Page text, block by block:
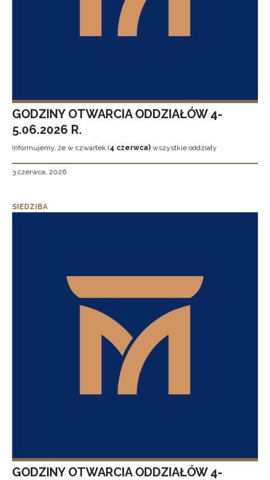
GODZINY OTWARCIA ODDZIAŁÓW 4-
5.06.2026 R.
Informujemy, że w czwartek (4 czerwca) wszystkie oddziały
3 czerwca, 2026
SIEDZIBA
GODZINY OTWARCIA ODDZIAŁÓW 4-